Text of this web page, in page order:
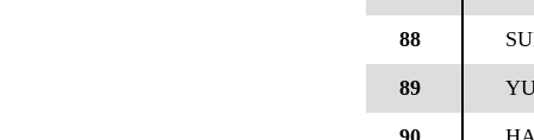
88
89